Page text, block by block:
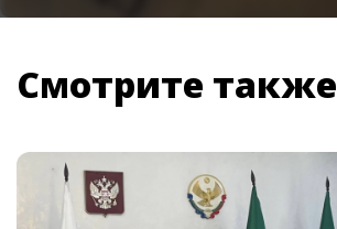
Смотрите также